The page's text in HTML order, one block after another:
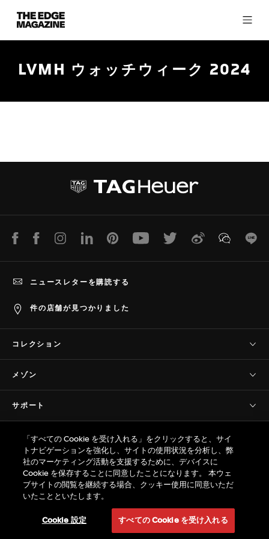
The
Edge
Magazine
LVMH ウォッチウィーク 2024
LINE Facebook InstagramLinkedInPinterest YoutubeTwitter Weibo WeChat
件の店舗が見つかりました
ニュースレターを購読する
コレクション
タグ・ホイヤー フォーミュラ1
タグ・ホイヤー アクアレーサー
タグ・ホイヤー モナコ
タグ・ホイヤー オータヴィア
タグ・ホイヤー リンク
タグ・ホイヤー アイウェア
メゾン
プレスコーナー
プロの計時
採用情報
サポート
よくあるご質問(FAQ)
カスタマーケア
サイズ ガイド
プライバシー＆規約
販売規約
プライバシーポリシー
ウェブサイト利用規約
特定商取引法 / 古物営業法に基づく表示
© TAG Heuer Brand of LVMH Swiss
Manufactures SA - 2026
「すべての Cookie を受け入れる」をクリックすると、サイ
トナビゲーションを強化し、サイトの使用状況を分析し、弊
社のマーケティング活動を支援するために、デバイスに
Cookie を保存することに同意したことになります。 本ウェ
ブサイトの閲覧を継続する場合、クッキー使用に同意いただ
いたことといたします。
Cookie 設定 すべての Cookie を受け入れる